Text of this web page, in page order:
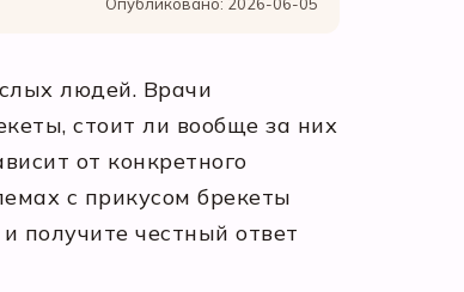
людей. Врачи
стоит ли вообще за них
от конкретного
с прикусом брекеты
получите честный ответ